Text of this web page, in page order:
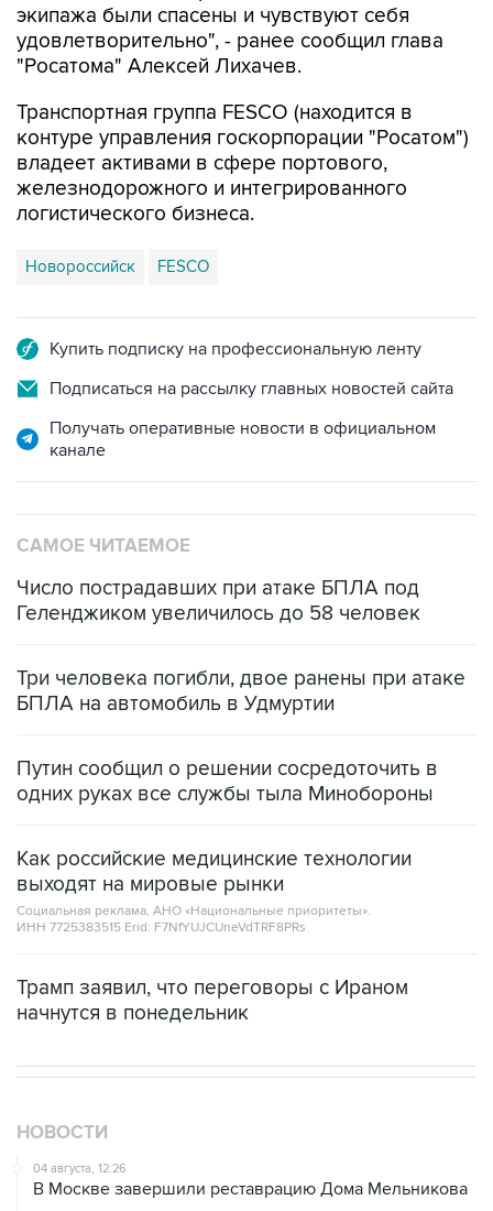
экипажа были спасены и чувствуют себя
удовлетворительно", - ранее сообщил глава
"Росатома" Алексей Лихачев.
Транспортная группа FESCO (находится в
контуре управления госкорпорации "Росатом")
владеет активами в сфере портового,
железнодорожного и интегрированного
логистического бизнеса.
Новороссийск FESCO
Купить подписку на профессиональную ленту
Подписаться на рассылку главных новостей сайта
Получать оперативные новости в официальном
канале
САМОЕ ЧИТАЕМОЕ
Число пострадавших при атаке БПЛА под
Геленджиком увеличилось до 58 человек
Три человека погибли, двое ранены при атаке
БПЛА на автомобиль в Удмуртии
Путин сообщил о решении сосредоточить в
одних руках все службы тыла Минобороны
Как российские медицинские технологии
выходят на мировые рынки
Социальная реклама, АНО «Национальные приоритеты».
ИНН 7725383515 Erid: F7NfYUJCUneVdTRF8PRs
Трамп заявил, что переговоры с Ираном
начнутся в понедельник
НОВОСТИ
04 августа, 12:26
В Москве завершили реставрацию Дома Мельникова